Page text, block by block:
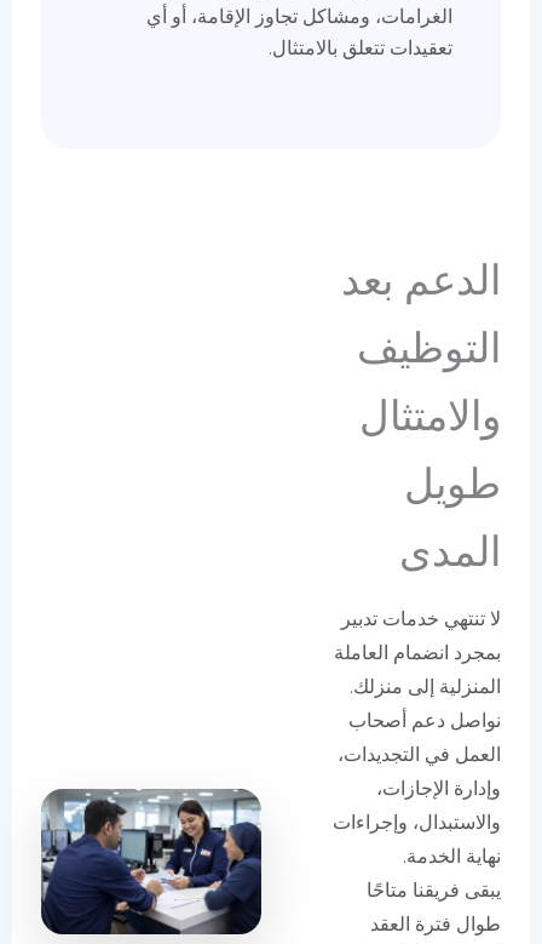
الغرامات، ومشاكل تجاوز الإقامة، أو أي
تعقيدات تتعلق بالامتثال.
الدعم بعد
التوظيف
والامتثال
طويل
المدى
لا تنتهي خدمات تدبير
بمجرد انضمام العاملة
المنزلية إلى منزلك.
نواصل دعم أصحاب
العمل في التجديدات،
وإدارة الإجازات،
والاستبدال، وإجراءات
نهاية الخدمة.
يبقى فريقنا متاحًا
طوال فترة العقد